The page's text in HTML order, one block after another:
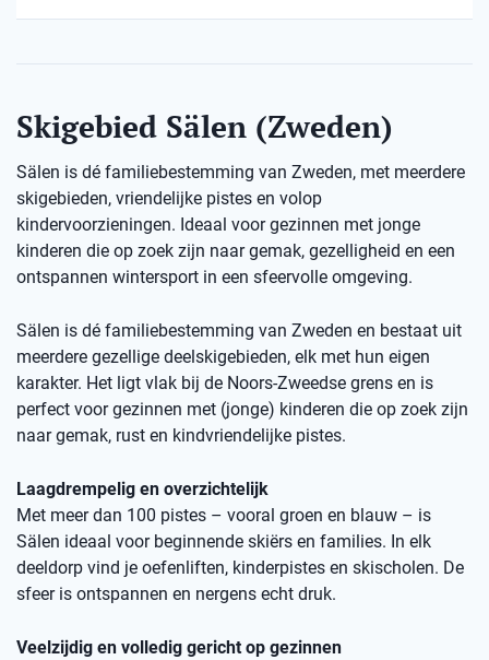
Skigebied Sälen (Zweden)
Sälen is dé familiebestemming van Zweden, met meerdere
skigebieden, vriendelijke pistes en volop
kindervoorzieningen. Ideaal voor gezinnen met jonge
kinderen die op zoek zijn naar gemak, gezelligheid en een
ontspannen wintersport in een sfeervolle omgeving.
Sälen is dé familiebestemming van Zweden en bestaat uit
meerdere gezellige deelskigebieden, elk met hun eigen
karakter. Het ligt vlak bij de Noors-Zweedse grens en is
perfect voor gezinnen met (jonge) kinderen die op zoek zijn
naar gemak, rust en kindvriendelijke pistes.
Laagdrempelig en overzichtelijk
Met meer dan 100 pistes – vooral groen en blauw – is
Sälen ideaal voor beginnende skiërs en families. In elk
deeldorp vind je oefenliften, kinderpistes en skischolen. De
sfeer is ontspannen en nergens echt druk.
Veelzijdig en volledig gericht op gezinnen